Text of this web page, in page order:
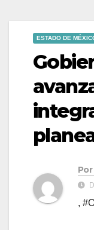
ESTADO DE
Por
,